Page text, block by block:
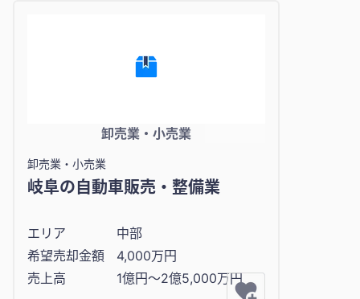
卸売業・小売業
卸売業・小売業
岐阜の自動車販売・整備業
エリア
中部
希望売却金額
4,000万円
売上高
1億円〜2億5,000万円